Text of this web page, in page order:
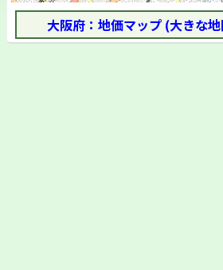
大阪府：地価マップ (大きな